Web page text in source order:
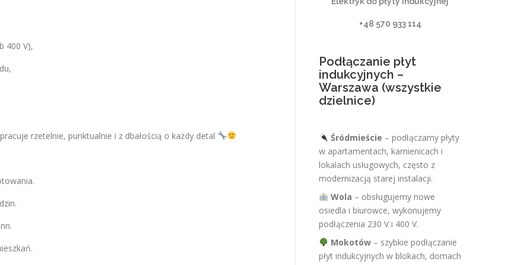
400 V),
rzetelnie, punktualnie i z dbałością o każdy detal
+48 570 933 114
Podłączanie płyt
indukcyjnych –
Warszawa (wszystkie
dzielnice)
Śródmieście – podłączamy płyty
w apartamentach, kamienicach i
lokalach usługowych, często z
modernizacją starej instalacji.
Wola – obsługujemy nowe
osiedla i biurowce, wykonujemy
podłączenia 230 V i 400 V.
Mokotów– szybkie podłączanie
płyt indukcyjnych w blokach, domach